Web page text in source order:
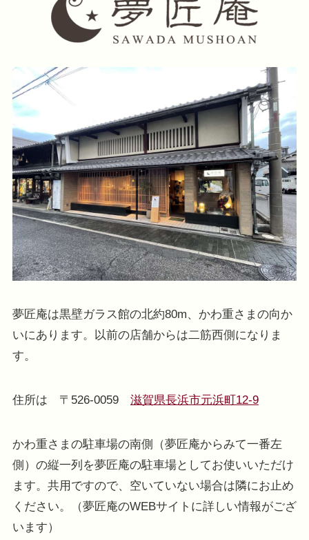
夢匠庵は黒壁ガラス館の北約80m、かわ重さまの向か
いにあります。以前の店舗からは二筋西側になりま
す。
住所は 〒526-0059 滋賀県長浜市元浜町12-9
かわ重さまの駐車場の南側（夢匠庵からみて一番左
側）の縦一列を夢匠庵の駐車場としてお使いいただけ
ます。共用ですので、空いていない場合は隣にお止め
ください。（夢匠庵のWEBサイトに詳しい情報がござ
います）